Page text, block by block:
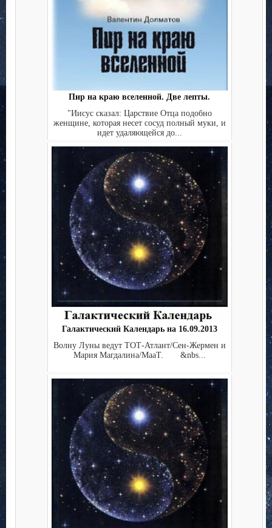
Пир на краю вселенной. Две лепты.
"Иисус сказал: Царствие Отца подобно
женщине, которая несет сосуд полный муки, и
идет удаляющейся до...
Галактический Календарь на 16.09.2013
Волну Луны ведут ТОТ-Атлант/Сен-Жермен и
Мария Магдалина/МааТ. &nbs...